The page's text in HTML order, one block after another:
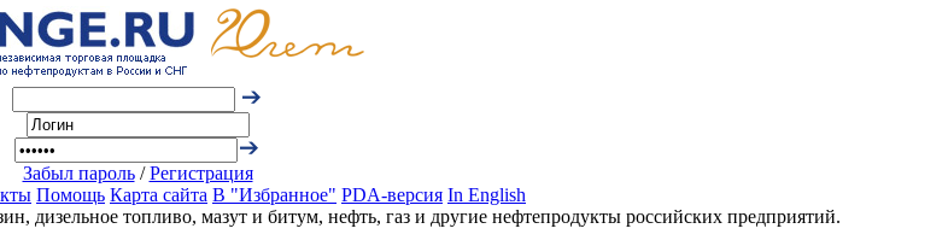
Забыл пароль/Регистрация
Помощь Карта сайта В "Избранное" PDA-версия In English
дизельное топливо, мазут и битум, нефть, газ и другие нефтепродукты российских предприятий.